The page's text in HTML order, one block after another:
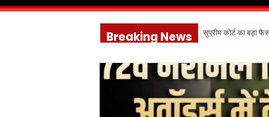
Breaking News सुप्रीम कोर्ट का बड़ा